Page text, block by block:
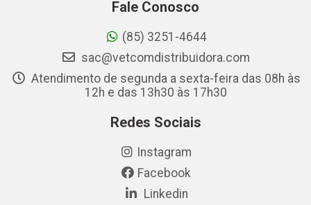
Fale Conosco
(85) 3251-4644
sac@vetcomdistribuidora.com
Atendimento de segunda a sexta-feira das 08h às
12h e das 13h30 às 17h30
Redes Sociais
Instagram
Facebook
Linkedin